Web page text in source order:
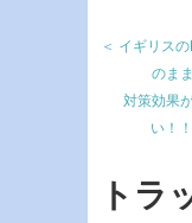
＜ イギリス
のま
対策効果
い！
トラ